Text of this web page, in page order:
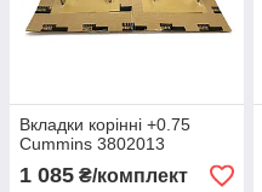
Вкладки корінні +0.75
Cummins 3802013
1 085 ₴/комплект